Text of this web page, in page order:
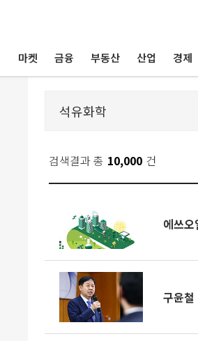
마켓 금융 부동산 산업 경제
검색결과 총 10,000 건
에쓰
구윤